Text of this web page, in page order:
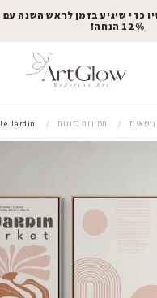
כדי שיגיע בזמן לראש השנה עם
12% הנחה!
תמונות בזוגות Le Jardin